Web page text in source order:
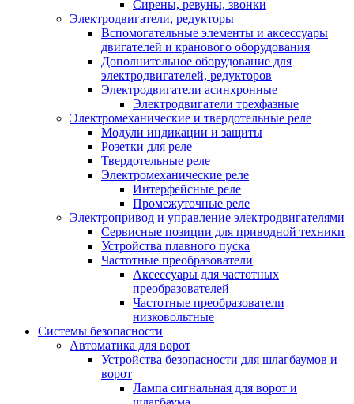
Сирены, ревуны, звонки
Электродвигатели, редукторы
Вспомогательные элементы и аксессуары
двигателей и кранового оборудования
Дополнительное оборудование для
электродвигателей, редукторов
Электродвигатели асинхронные
Электродвигатели трехфазные
Электромеханические и твердотельные реле
Модули индикации и защиты
Розетки для реле
Твердотельные реле
Электромеханические реле
Интерфейсные реле
Промежуточные реле
Электропривод и управление электродвигателями
Сервисные позиции для приводной техники
Устройства плавного пуска
Частотные преобразователи
Аксессуары для частотных
преобразователей
Частотные преобразователи
низковольтные
Системы безопасности
Автоматика для ворот
Устройства безопасности для шлагбаумов и
ворот
Лампа сигнальная для ворот и